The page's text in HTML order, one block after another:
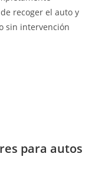
recoger el auto y
sin intervención
para autos